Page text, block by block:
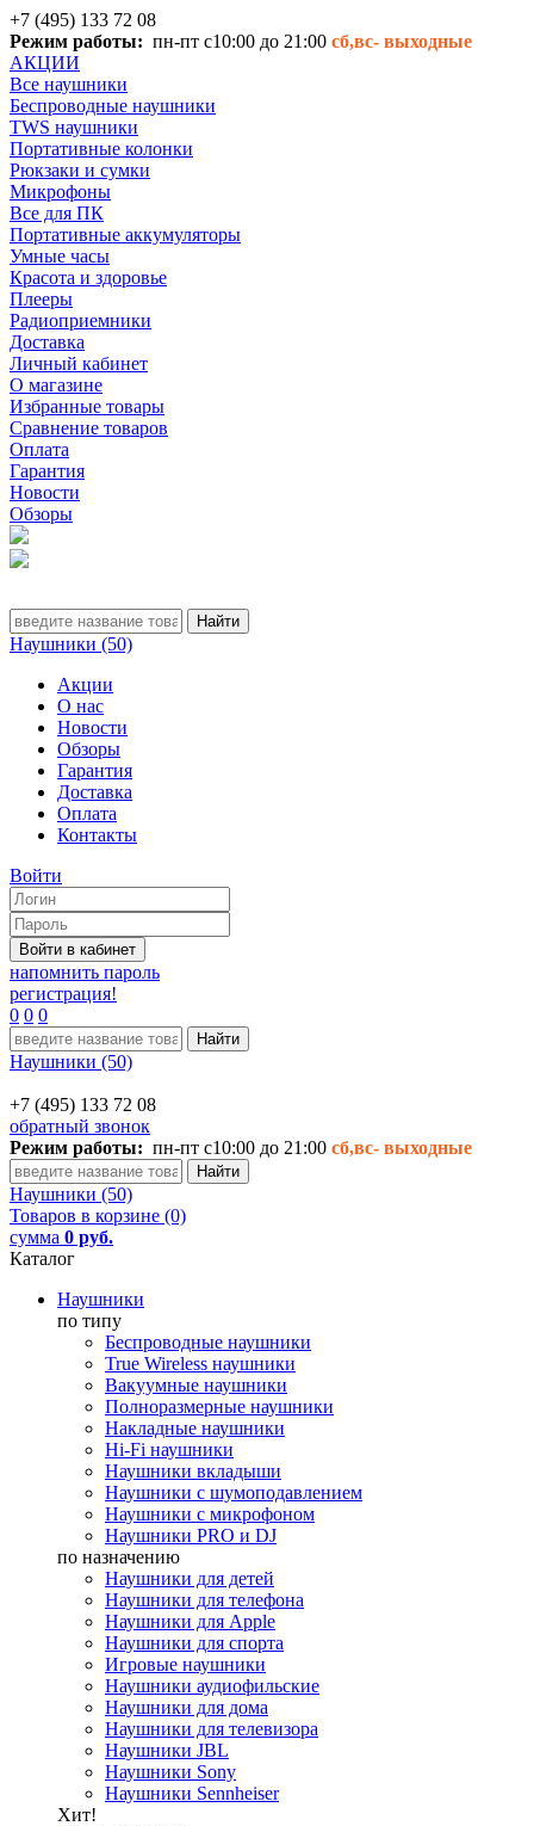
+7 (495) 133 72 08
Режим работы: пн-пт с10:00 до 21:00 сб,вс- выходные
АКЦИИ
Все наушники
Беспроводные наушники
TWS наушники
Портативные колонки
Рюкзаки и сумки
Микрофоны
Все для ПК
Портативные аккумуляторы
Умные часы
Красота и здоровье
Плееры
Радиоприемники
Доставка
Личный кабинет
О магазине
Избранные товары
Сравнение товаров
Оплата
Гарантия
Новости
Обзоры
Наушники (50)
Акции
О нас
Новости
Обзоры
Гарантия
Доставка
Оплата
Контакты
Войти
напомнить пароль
регистрация!
0 0 0
Наушники (50)
+7 (495) 133 72 08
обратный звонок
Режим работы: пн-пт с10:00 до 21:00 сб,вс- выходные
Наушники (50)
Товаров в корзине (0)
сумма 0 руб.
Каталог
Наушники
по типу
Беспроводные наушники
True Wireless наушники
Вакуумные наушники
Полноразмерные наушники
Накладные наушники
Hi-Fi наушники
Наушники вкладыши
Наушники с шумоподавлением
Наушники с микрофоном
Наушники PRO и DJ
по назначению
Наушники для детей
Наушники для телефона
Наушники для Apple
Наушники для спорта
Игровые наушники
Наушники аудиофильские
Наушники для дома
Наушники для телевизора
Наушники JBL
Наушники Sony
Наушники Sennheiser
Хит!